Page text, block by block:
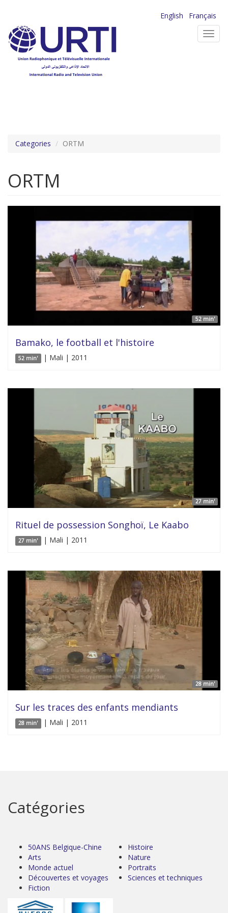
contenu
principal
English
Français
Categories ORTM
ORTM
52 min'
Bamako, le football et l'histoire
52 min' | Mali | 2011
27 min'
Rituel de possession Songhoï, Le Kaabo
27 min' | Mali | 2011
28 min'
Sur les traces des enfants mendiants
28 min' | Mali | 2011
Catégories
50ANS Belgique-Chine
Arts
Monde actuel
Découvertes et voyages
Fiction
Histoire
Nature
Portraits
Sciences et techniques